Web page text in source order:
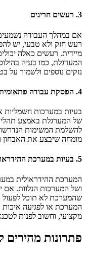
3. רעשים חריגים
אם במהלך העבודה
רעש חזק ולא טבעי, יש
מיידית. רעשים כאלה
המערגלת, כמו בעיה
נזקים נוספים ולשמור על
4. הפסקת עבודה
בעיות במערכות חשמליות
של המערגלת באמצע
להשלמת המשימות
מומחה שיבצע את האבחון
5. בעיות במערכת
המערכת ההידראולית
ושל המערכות הנלוות. אם
שהמערכת לא תוכל
המערכת או לפגיעה איכות
מקצועי, וחשוב לפנות
פתרונות